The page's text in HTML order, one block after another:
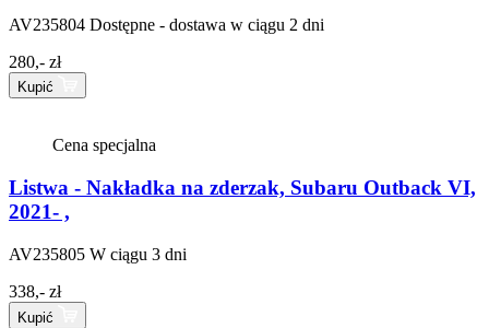
AV235804 Dostępne - dostawa w ciągu 2 dni
280,- zł
Kupić
Cena specjalna
Listwa - Nakładka na zderzak, Subaru Outback VI,
2021- ,
AV235805 W ciągu 3 dni
338,- zł
Kupić